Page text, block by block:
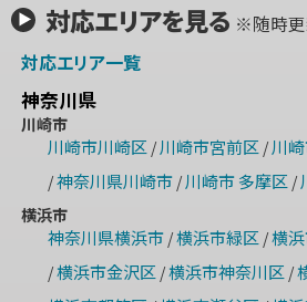
対応エリアを見る ※随時
対応エリア一覧
神奈川県
川崎市
川崎市川崎区 / 川崎市宮前区 / 川
/神奈川県川崎市/ 川崎市 多摩区 /
横浜市
神奈川県横浜市/横浜市緑区 /横
/横浜市金沢区 /横浜市神奈川区 /